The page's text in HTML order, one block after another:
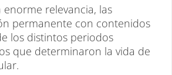
relevancia, las
permanente con contenidos
los distintos periodos
que determinaron la vida de